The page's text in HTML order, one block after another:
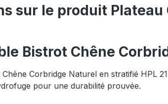
sur le produit
Bistrot Chêne
Corbridge Naturel en stratifié HPL
pour une durabilité prouvée.